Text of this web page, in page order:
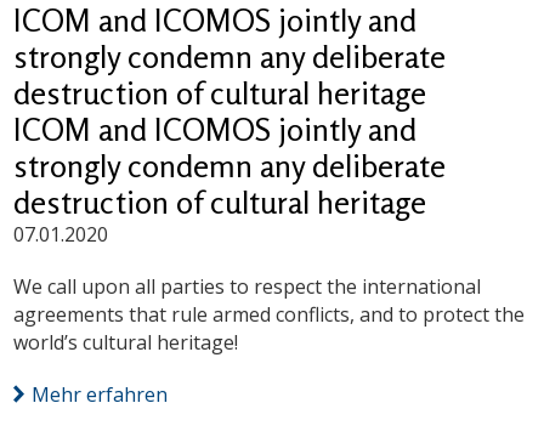
ICOM and ICOMOS jointly and
strongly condemn any deliberate
destruction of cultural heritage
ICOM and ICOMOS jointly and
strongly condemn any deliberate
destruction of cultural heritage
07.01.2020
We call upon all parties to respect the international
agreements that rule armed conflicts, and to protect the
world’s cultural heritage!
Mehr erfahren